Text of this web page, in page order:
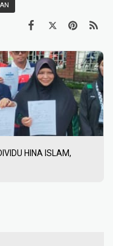
HINA ISLAM,